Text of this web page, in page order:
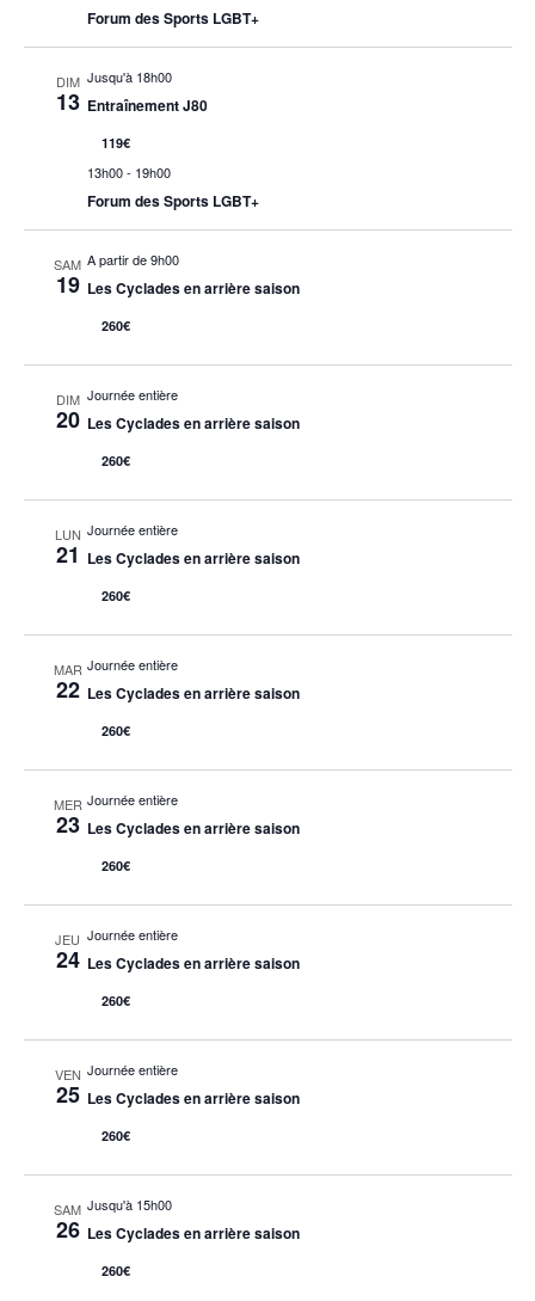
Forum des Sports LGBT+
DIM
13
Jusqu'à 18h00
Entraînement J80
119€
13h00- 19h00
Forum des Sports LGBT+
SAM
19
A partir de 9h00
Les Cyclades en arrière saison
260€
DIM
20
Journée entière
Les Cyclades en arrière saison
260€
LUN
21
Journée entière
Les Cyclades en arrière saison
260€
MAR
22
Journée entière
Les Cyclades en arrière saison
260€
MER
23
Journée entière
Les Cyclades en arrière saison
260€
JEU
24
Journée entière
Les Cyclades en arrière saison
260€
VEN
25
Journée entière
Les Cyclades en arrière saison
260€
SAM
26
Jusqu'à 15h00
Les Cyclades en arrière saison
260€